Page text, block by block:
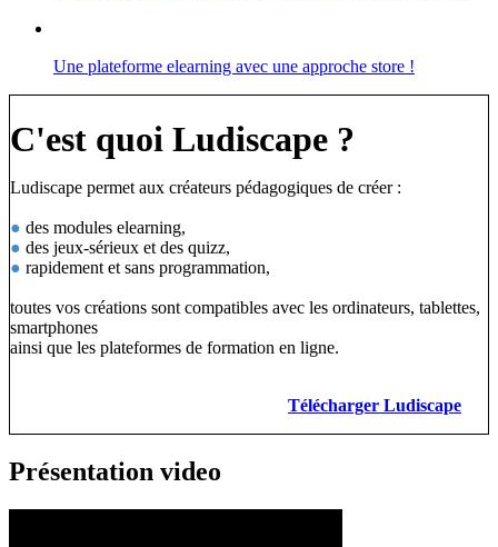
Une plateforme elearning avec une approche store !
C'est quoi Ludiscape ?
Ludiscape permet aux créateurs pédagogiques de créer :
● des modules elearning,
● des jeux-sérieux et des quizz,
● rapidement et sans programmation,
toutes vos créations sont compatibles avec les ordinateurs, tablettes,
smartphones
ainsi que les plateformes de formation en ligne.
Télécharger Ludiscape
Présentation video